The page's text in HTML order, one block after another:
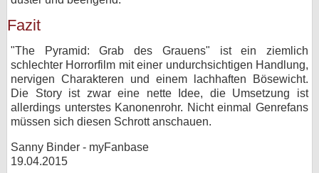
Fazit
"The Pyramid: Grab des Grauens" ist ein ziemlich
schlechter Horrorfilm mit einer undurchsichtigen Handlung,
nervigen Charakteren und einem lachhaften Bösewicht.
Die Story ist zwar eine nette Idee, die Umsetzung ist
allerdings unterstes Kanonenrohr. Nicht einmal Genrefans
müssen sich diesen Schrott anschauen.
Sanny Binder - myFanbase
19.04.2015